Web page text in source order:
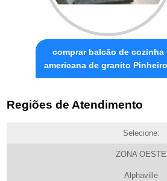
comprar balcão de cozinha
americana de granito
Regiões de Atendimento
Selecione:
ZONA OESTE
Alphaville